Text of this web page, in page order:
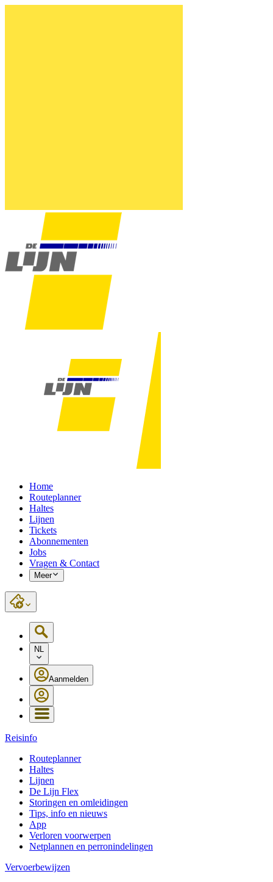
Home
Routeplanner
Haltes
Lijnen
Tickets
Abonnementen
Jobs
Vragen & Contact
Meer
NL
Aanmelden
Reisinfo
Routeplanner
Haltes
Lijnen
De Lijn Flex
Storingen en omleidingen
Tips, info en nieuws
App
Verloren voorwerpen
Netplannen en perronindelingen
Vervoerbewijzen